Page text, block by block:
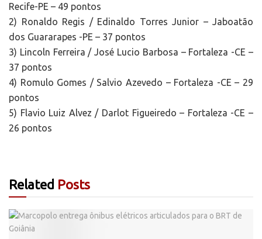
Recife-PE – 49 pontos
2) Ronaldo Regis / Edinaldo Torres Junior – Jaboatão
dos Guararapes -PE – 37 pontos
3) Lincoln Ferreira / José Lucio Barbosa – Fortaleza -CE –
37 pontos
4) Romulo Gomes / Salvio Azevedo – Fortaleza -CE – 29
pontos
5) Flavio Luiz Alvez / Darlot Figueiredo – Fortaleza -CE –
26 pontos
Related Posts